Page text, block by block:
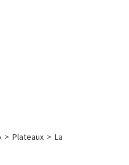
> Plateaux > La